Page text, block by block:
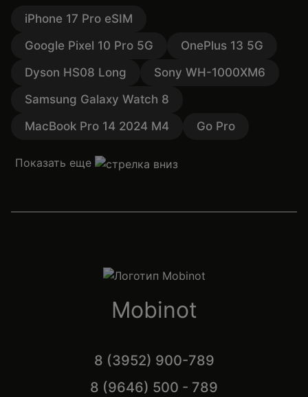
iPhone 17 Pro eSIM
Google Pixel 10 Pro 5G
OnePlus 13 5G
Dyson HS08 Long
Sony WH-1000XM6
Samsung Galaxy Watch 8
MacBook Pro 14 2024 M4
Go Pro
Показать еще
Mobinot
8 (3952) 900-789
8 (9646) 500 - 789